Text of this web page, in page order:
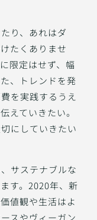
り、あれはダ
たくありませ
限定はせず、幅
、トレンドを発
を実践するうえ
えていきたい。
にしていきたい
サステナブルな
す。2020年、新
値観や生活はよ
スやヴィーガン